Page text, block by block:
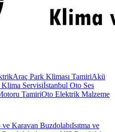
Araç Park Kliması TamiriAkü
Servisiİstanbul Oto Ses
TamiriOto Elektrik Malzeme
Karavan BuzdolabıIsıtma ve